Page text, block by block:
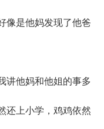
像是他妈发现了他爸
他妈和他姐的事多
还上小学，鸡鸡依然